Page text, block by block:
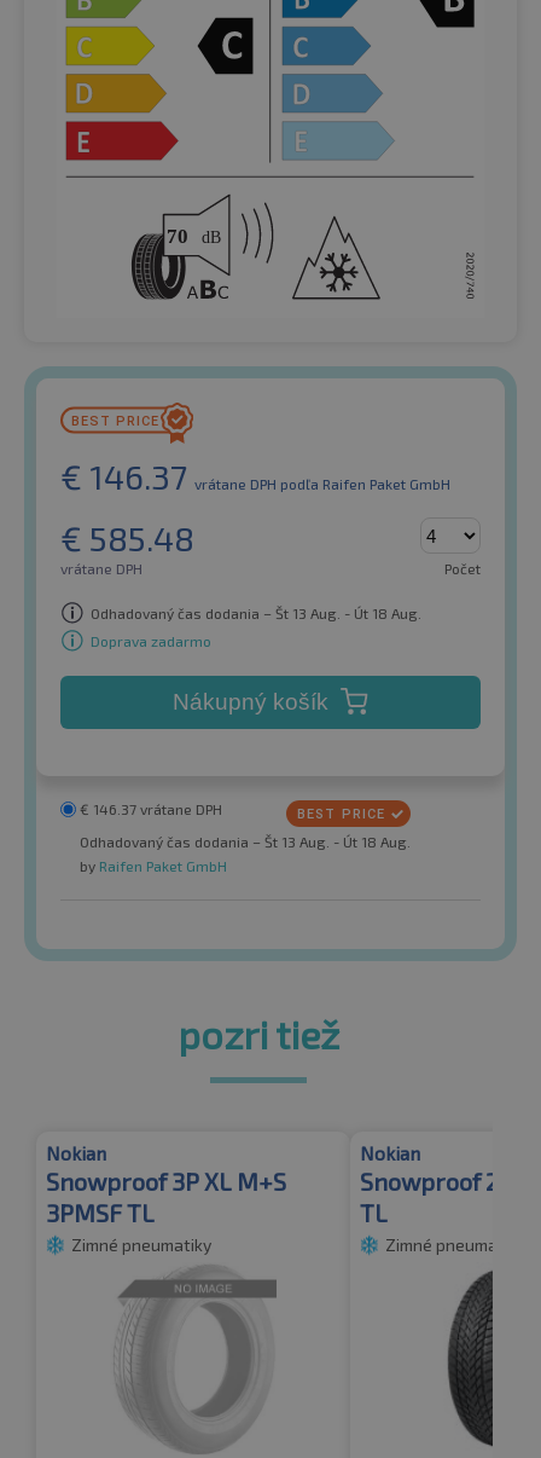
€ 146.37 vrátane DPH podľa Raifen Paket GmbH
€ 585.48
vrátane DPH Počet
Odhadovaný čas dodania – Št 13 Aug. - Út 18 Aug.
Doprava zadarmo
Nákupný košík
€ 146.37 vrátane DPH
Odhadovaný čas dodania – Št 13 Aug. - Út 18 Aug.
by Raifen Paket GmbH
pozri tiež
Nokian
Snowproof 3P XL M+S
3PMSF TL
Zimné pneumatiky
Nokian
Snowproof 2
TL
Zimné pneumatiky